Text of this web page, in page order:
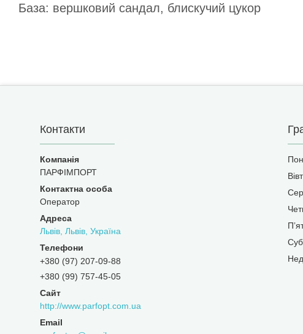
База: вершковий сандал, блискучий цукор
Контакти
ПАРФІМПОРТ
Оператор
Львів, Львів, Україна
+380 (97) 207-09-88
+380 (99) 757-45-05
http://www.parfopt.com.ua